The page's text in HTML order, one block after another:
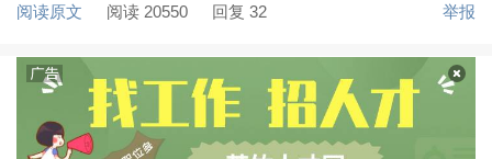
阅读原文 阅读 20550 回复 32 举报